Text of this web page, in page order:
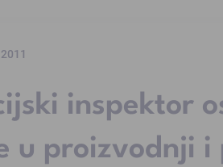
inspektor
u proizvodnji